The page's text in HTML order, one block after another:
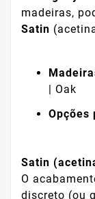
madeiras,
Satin
| Oak
Opções
Satin
O
discreto (ou